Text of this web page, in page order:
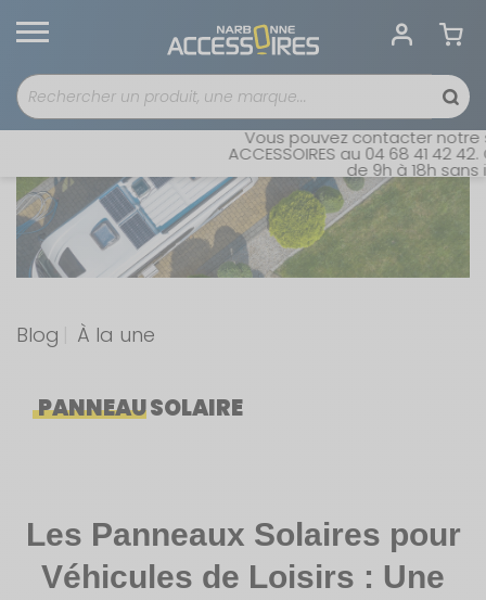
Vous pouvez contacter notre
ACCESSOIRES au 04 68 41 42 42.
de 9h à 18h sans
Blog À la une
PANNEAU SOLAIRE
Les Panneaux Solaires pour
Véhicules de Loisirs : Une